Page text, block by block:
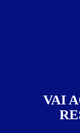
VAI
Suítes entreR$ 92,00
Baixe o app e reserve antes